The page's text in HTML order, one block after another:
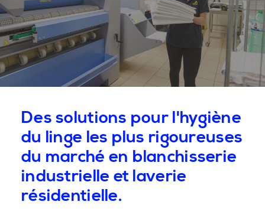
Des solutions pour l'hygiène
du linge les plus rigoureuses
du marché en blanchisserie
industrielle et laverie
résidentielle.